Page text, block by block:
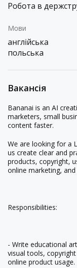
Робота в
Мови
англійська
польська
Вакансія
Bananai is an AI
marketers, small
content faster.
We are looking for a
us create clear and
products, copyright,
online marketing,
Responsibilities:
- Write educational
visual tools,
online product usage.